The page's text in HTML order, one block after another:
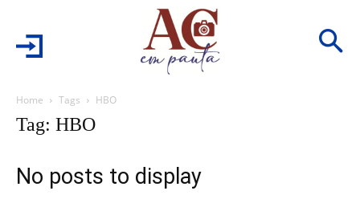
Home Tags HBO
Tag: HBO
No posts to display